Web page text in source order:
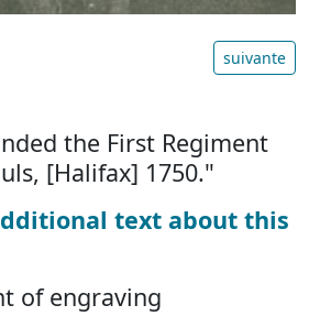
suivante
the First Regiment
[Halifax] 1750."
text about this
of engraving